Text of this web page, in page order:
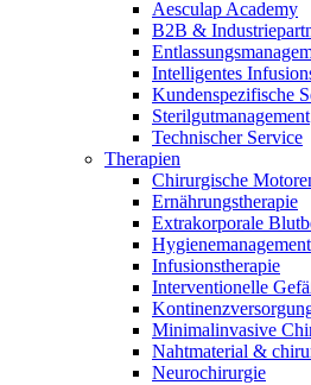
Therapien
B. Braun Austria auf Messen und
Wir koordinieren Ihre
Entlassung aus dem
finden Sie auf unserer Seite zur
Aesculap Academy
B2B &
Intelligentes
Kundenspezifische
Sterilgutmanagement
Technischer Service
Therapien
Chirurgische
Ernährungstherapie
Extrakorporale
Hygienemanagement
Infusionstherapie
Interventionelle
Minimalinvasive
Nahtmaterial &
Neurochirurgie